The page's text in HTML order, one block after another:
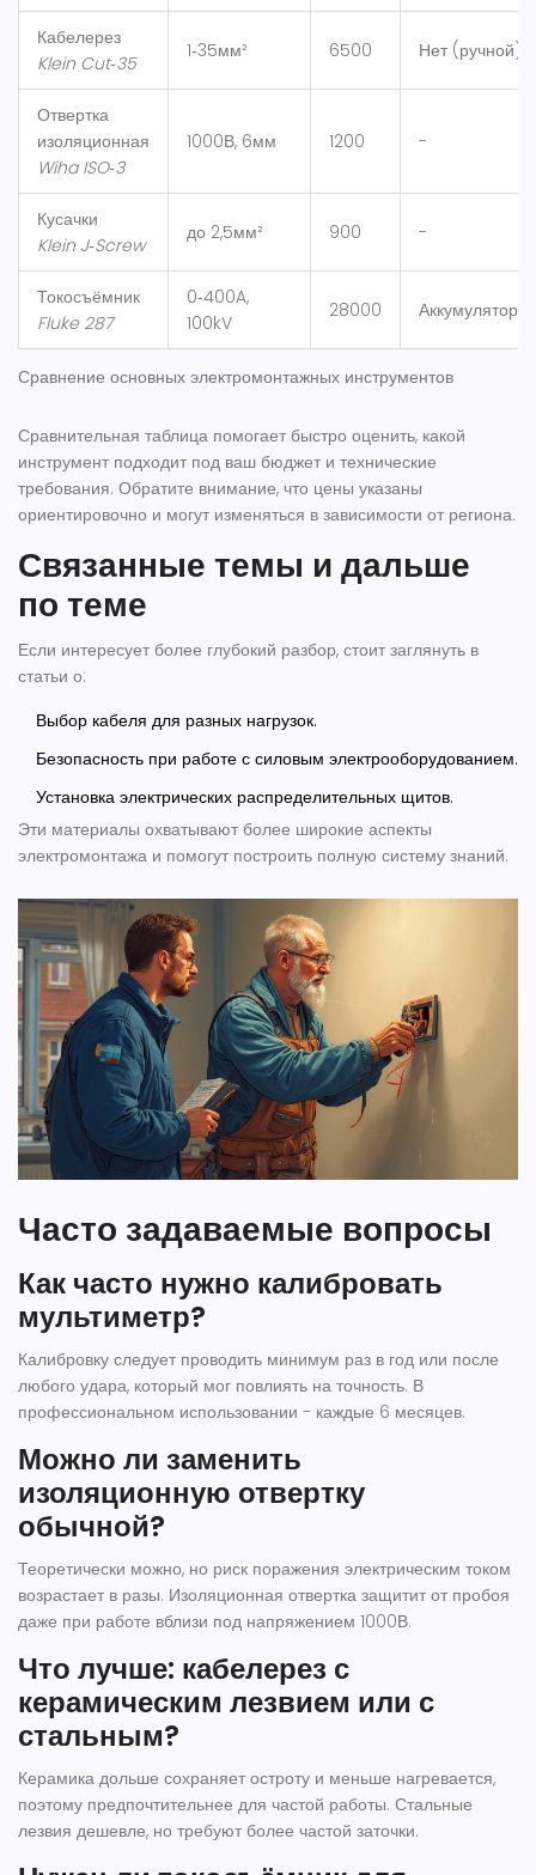
Сравнение основных электромонтажных инструментов
Кабелерез
Klein Cut‑35
1‑35мм² 6500 Нет (ручной)
Отвертка
изоляционная
Wiha ISO‑3
1000В, 6мм 1200 -
Кусачки
Klein J‑Screw
до 2,5мм² 900 -
Токосъёмник
Fluke 287
0‑400A,
100kV
28000 Аккумулятор
Сравнительная таблица помогает быстро оценить, какой
инструмент подходит под ваш бюджет и технические
требования. Обратите внимание, что цены указаны
ориентировочно и могут изменяться в зависимости от региона.
Связанные темы и дальше
по теме
Если интересует более глубокий разбор, стоит заглянуть в
статьи о:
Выбор кабеля для разных нагрузок.
Безопасность при работе с силовым электрооборудованием.
Установка электрических распределительных щитов.
Эти материалы охватывают более широкие аспекты
электромонтажа и помогут построить полную систему знаний.
Часто задаваемые вопросы
Как часто нужно калибровать
мультиметр?
Калибровку следует проводить минимум раз в год или после
любого удара, который мог повлиять на точность. В
профессиональном использовании - каждые 6 месяцев.
Можно ли заменить
изоляционную отвертку
обычной?
Теоретически можно, но риск поражения электрическим током
возрастает в разы. Изоляционная отвертка защитит от пробоя
даже при работе вблизи под напряжением 1000В.
Что лучше: кабелерез с
керамическим лезвием или с
стальным?
Керамика дольше сохраняет остроту и меньше нагревается,
поэтому предпочтительнее для частой работы. Стальные
лезвия дешевле, но требуют более частой заточки.